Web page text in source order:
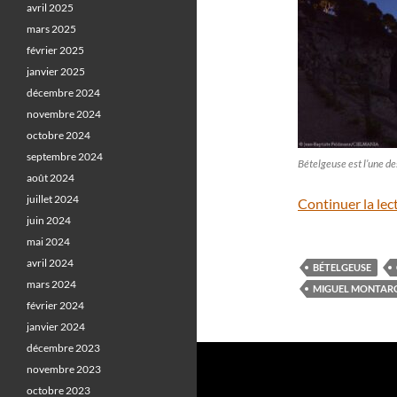
Bételgeuse est l’une
Continuer la
BÉTELGEUSE
MIGUEL
avril 2025
mars 2025
février 2025
janvier 2025
décembre 2024
novembre 2024
octobre 2024
septembre 2024
août 2024
juillet 2024
juin 2024
mai 2024
avril 2024
mars 2024
février 2024
janvier 2024
décembre 2023
novembre 2023
octobre 2023